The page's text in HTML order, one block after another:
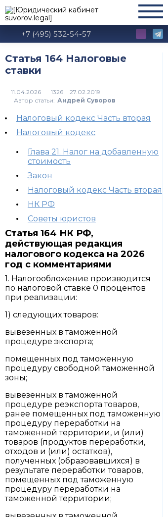
+7 (495) 532-54-57
Статья 164 Налоговые
ставки
1326
Автор статьи: Андрей Суворов
Налоговый кодекс Часть вторая
Налоговый кодекс
Глава 21. Налог на добавленную
стоимость
Закон
Налоговый кодекс Часть вторая
НК РФ
Советы юристов
Статья 164 НК РФ,
действующая редакция
налогового кодекса на 2026
год с комментариями
1. Налогообложение производится
по налоговой ставке 0 процентов
при реализации:
1) следующих товаров:
вывезенных в таможенной
процедуре экспорта;
помещенных под таможенную
процедуру свободной таможенной
зоны;
вывезенных в таможенной
процедуре реэкспорта товаров,
ранее помещенных под таможенную
процедуру переработки на
таможенной территории, и (или)
товаров (продуктов переработки,
отходов и (или) остатков),
полученных (образовавшихся) в
результате переработки товаров,
помещенных под таможенную
процедуру переработки на
таможенной территории;